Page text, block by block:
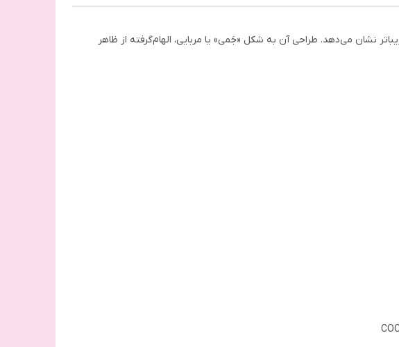
نشان می‌دهد. طراحی آن به شکل «جَمی» یا مربایی، الهام‌گرفته از ظاهر